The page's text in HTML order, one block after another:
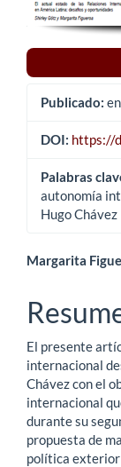
Publicado:
DOI: https://
Palabras
autonomía
Hugo Chávez
principal
del
artículo
Margarita
El presente
internacional
Chávez con el
internacional
durante su
propuesta de
política exterior